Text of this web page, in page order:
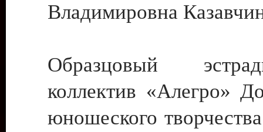
Владимировна
Образцовый
коллектив «Алегро»
юношеского